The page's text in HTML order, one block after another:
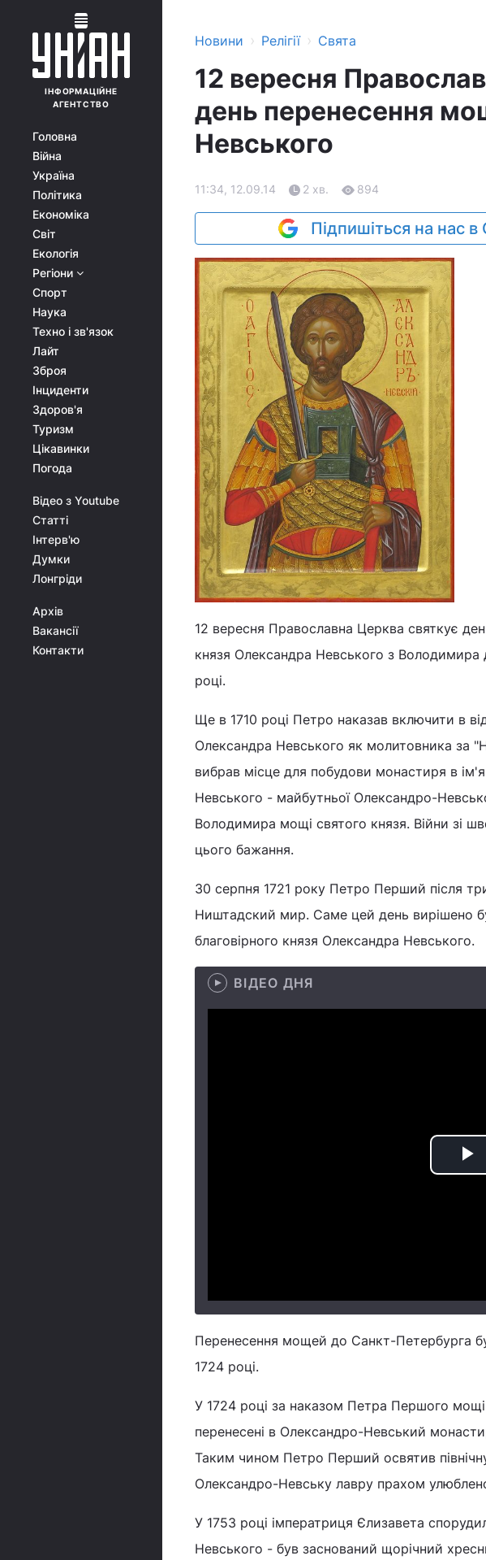
ІНФОРМАЦІЙНЕ
АГЕНТСТВО
Головна
Війна
Україна
Політика
Економіка
Світ
Екологія
Регіони
Спорт
Наука
Техно і зв'язок
Лайт
Зброя
Інциденти
Здоров'я
Туризм
Цікавинки
Погода
Відео з Youtube
Статті
Інтерв'ю
Думки
Лонгріди
Архів
Вакансії
Контакти
Новини › Релігії › Свята
12 вересня
день перенесення
Невського
11:34, 12.09.14 2 хв. 894
Підпишіться на нас в
12 вересня Православна Церква святкує
князя Олександра Невського з Володимира
році.
Ще в 1710 році Петро наказав включити в
Олександра Невського як молитовника за
вибрав місце для побудови монастиря в
Невського - майбутньої Олександро-
Володимира мощі святого князя. Війни зі
цього бажання.
30 серпня 1721 року Петро Перший після
Ништадский мир. Саме цей день вирішено
благовірного князя Олександра Невського.
ВІДЕО ДНЯ
Перенесення мощей до Санкт-Петербурга
1724 році.
У 1724 році за наказом Петра Першого
перенесені в Олександро-Невський
Таким чином Петро Перший освятив
Олександро-Невську лавру прахом
У 1753 році імператриця Єлизавета
Невського - був заснований щорічний